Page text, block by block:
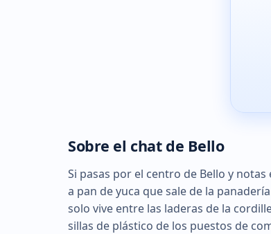
Sobre el chat de Bello
Si pasas por el centro de Bello y
a pan de yuca que sale de la
solo vive entre las laderas de la
sillas de plástico de los puestos de